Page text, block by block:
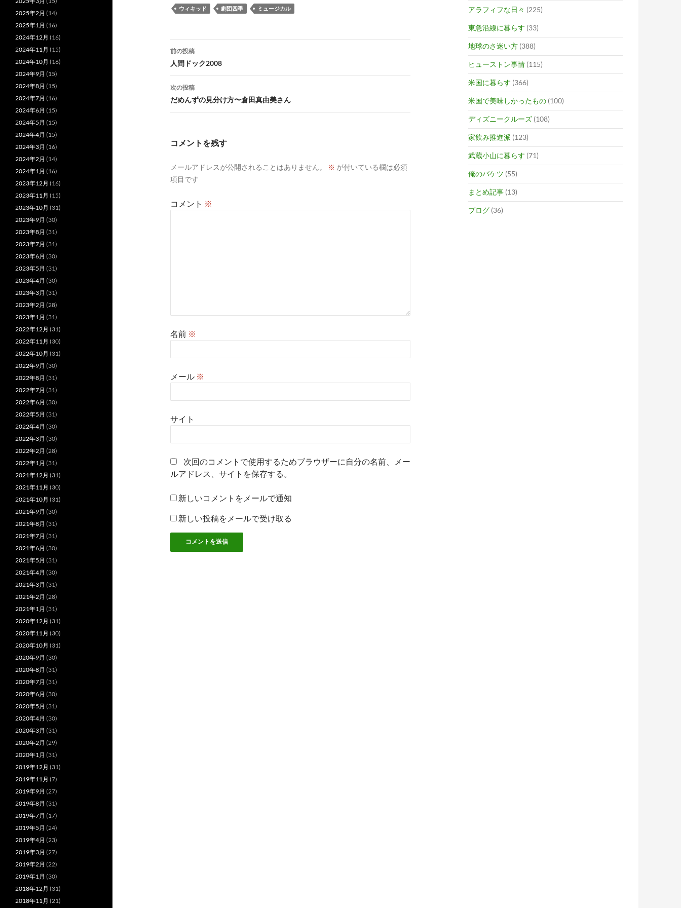
ウィキッド 劇団四季 ミュージカル
投
稿
ナ
ビ
ゲ
ョ
前の投稿
人間ドック2008
次の投稿
だめんずの見分け方〜倉田真由美さん
コメントを残す
メールアドレスが公開されることはありません。 ※ が付いている欄は必須
項目です
コメント ※
名前 ※
メール ※
サイト
次回のコメントで使用するためブラウザーに自分の名前、メー
ルアドレス、サイトを保存する。
新しいコメントをメールで通知
新しい投稿をメールで受け取る
アラフィフな日々 (225)
東急沿線に暮らす (33)
地球のさ迷い方 (388)
ヒューストン事情 (115)
米国に暮らす (366)
米国で美味しかったもの (100)
ディズニークルーズ (108)
家飲み推進派 (123)
武蔵小山に暮らす (71)
俺のバケツ (55)
まとめ記事 (13)
ブログ (36)
2025年2月 (14)
2025年1月 (16)
2024年12月 (16)
2024年11月 (15)
2024年10月 (16)
2024年9月 (15)
2024年8月 (15)
2024年7月 (16)
2024年6月 (15)
2024年5月 (15)
2024年4月 (15)
2024年3月 (16)
2024年2月 (14)
2024年1月 (16)
2023年12月 (16)
2023年11月 (15)
2023年10月 (31)
2023年9月 (30)
2023年8月 (31)
2023年7月 (31)
2023年6月 (30)
2023年5月 (31)
2023年4月 (30)
2023年3月 (31)
2023年2月 (28)
2023年1月 (31)
2022年12月 (31)
2022年11月 (30)
2022年10月 (31)
2022年9月 (30)
2022年8月 (31)
2022年7月 (31)
2022年6月 (30)
2022年5月 (31)
2022年4月 (30)
2022年3月 (30)
2022年2月 (28)
2022年1月 (31)
2021年12月 (31)
2021年11月 (30)
2021年10月 (31)
2021年9月 (30)
2021年8月 (31)
2021年7月 (31)
2021年6月 (30)
2021年5月 (31)
2021年4月 (30)
2021年3月 (31)
2021年2月 (28)
2021年1月 (31)
2020年12月 (31)
2020年11月 (30)
2020年10月 (31)
2020年9月 (30)
2020年8月 (31)
2020年7月 (31)
2020年6月 (30)
2020年5月 (31)
2020年4月 (30)
2020年3月 (31)
2020年2月 (29)
2020年1月 (31)
2019年12月 (31)
2019年11月 (7)
2019年9月 (27)
2019年8月 (31)
2019年7月 (17)
2019年5月 (24)
2019年4月 (23)
2019年3月 (27)
2019年2月 (22)
2019年1月 (30)
2018年12月 (31)
2018年11月 (21)